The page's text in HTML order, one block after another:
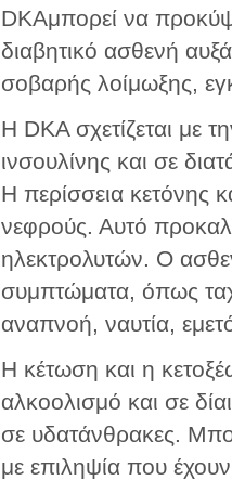
DKAμπορεί να
διαβητικό ασθενή
σοβαρής λοίμωξης,
Η DKA σχετίζεται με
ινσουλίνης και σε
Η περίσσεια κετόνης
νεφρούς. Αυτό
ηλεκτρολυτών. Ο
συμπτώματα, όπως
αναπνοή, ναυτία,
Η κέτωση και η
αλκοολισμό και σε
σε υδατάνθρακες.
με επιληψία που